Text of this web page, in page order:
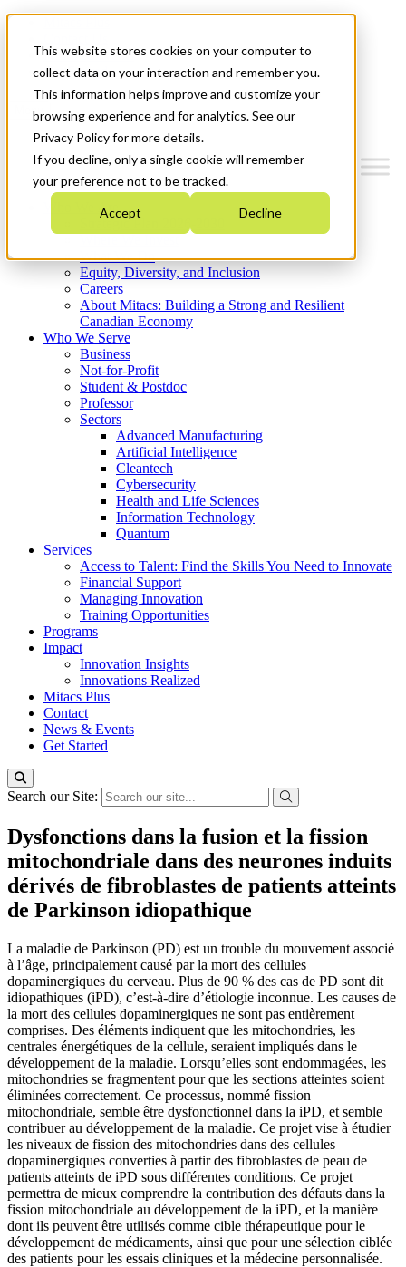
This website stores cookies on your computer to
collect data on your interaction and remember you.
This information helps improve and customize your
browsing experience and for analytics. See our
Privacy Policy for more details.
If you decline, only a single cookie will remember
your preference not to be tracked.
Accept Decline
News & Events
Get Started
Menu
Who We Are
Strategic Plan 2026-2030
What We Do
Equity, Diversity, and Inclusion
Careers
About Mitacs: Building a Strong and Resilient
Canadian Economy
Who We Serve
Business
Not-for-Profit
Student & Postdoc
Professor
Sectors
Advanced Manufacturing
Artificial Intelligence
Cleantech
Cybersecurity
Health and Life Sciences
Information Technology
Quantum
Services
Access to Talent: Find the Skills You Need to Innovate
Financial Support
Managing Innovation
Training Opportunities
Programs
Impact
Innovation Insights
Innovations Realized
Mitacs Plus
Contact
News & Events
Get Started
Search our Site:
Dysfonctions dans la fusion et la fission
mitochondriale dans des neurones induits
dérivés de fibroblastes de patients atteints
de Parkinson idiopathique
La maladie de Parkinson (PD) est un trouble du mouvement associé
à l’âge, principalement causé par la mort des cellules
dopaminergiques du cerveau. Plus de 90 % des cas de PD sont dit
idiopathiques (iPD), c’est-à-dire d’étiologie inconnue. Les causes de
la mort des cellules dopaminergiques ne sont pas entièrement
comprises. Des éléments indiquent que les mitochondries, les
centrales énergétiques de la cellule, seraient impliqués dans le
développement de la maladie. Lorsqu’elles sont endommagées, les
mitochondries se fragmentent pour que les sections atteintes soient
éliminées correctement. Ce processus, nommé fission
mitochondriale, semble être dysfonctionnel dans la iPD, et semble
contribuer au développement de la maladie. Ce projet vise à étudier
les niveaux de fission des mitochondries dans des cellules
dopaminergiques converties à partir des fibroblastes de peau de
patients atteints de iPD sous différentes conditions. Ce projet
permettra de mieux comprendre la contribution des défauts dans la
fission mitochondriale au développement de la iPD, et la manière
dont ils peuvent être utilisés comme cible thérapeutique pour le
développement de médicaments, ainsi que pour une sélection ciblée
des patients pour les essais cliniques et la médecine personnalisée.